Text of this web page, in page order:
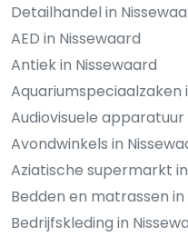
Detailhandel in
AED in Nissewaard
Antiek in Nissewaard
Aquariumspeciaalzaken
Audiovisuele apparatuur
Avondwinkels in
Aziatische supermarkt
Bedden en matrassen in
Bedrijfskleding in